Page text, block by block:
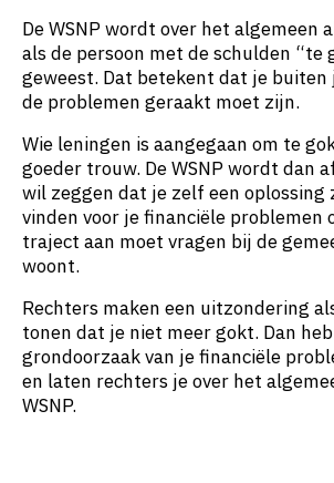
De WSNP wordt over het algemeen
als de persoon met de schulden “te
geweest. Dat betekent dat je buiten
de problemen geraakt moet zijn.
Wie leningen is aangegaan om te
goeder trouw. De WSNP wordt dan
wil zeggen dat je zelf een oplossing
vinden voor je financiële problemen
traject aan moet vragen bij de
woont.
Rechters maken een uitzondering
tonen dat je niet meer gokt. Dan
grondoorzaak van je financiële
en laten rechters je over het
WSNP.